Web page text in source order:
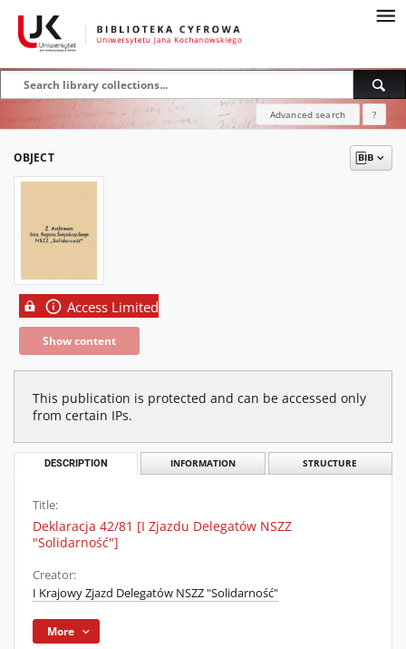
Advanced search ?
OBJECT
Access Limited
Show content
This publication is protected and can be accessed only
from certain IPs.
DESCRIPTION INFORMATION STRUCTURE
Title:
Deklaracja 42/81 [I Zjazdu Delegatów NSZZ
"Solidarność"]
Creator:
I Krajowy Zjazd Delegatów NSZZ "Solidarność"
More